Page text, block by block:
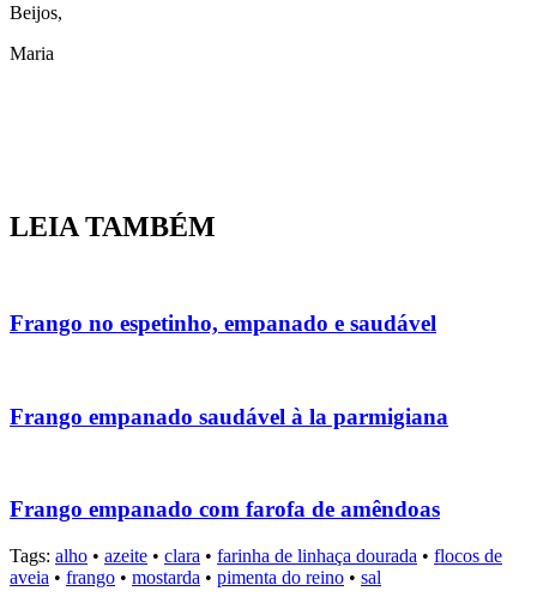
Beijos,
Maria
LEIA TAMBÉM
Frango no espetinho, empanado e saudável
Frango empanado saudável à la parmigiana
Frango empanado com farofa de amêndoas
Tags: alho • azeite • clara • farinha de linhaça dourada • flocos de
aveia • frango • mostarda • pimenta do reino • sal